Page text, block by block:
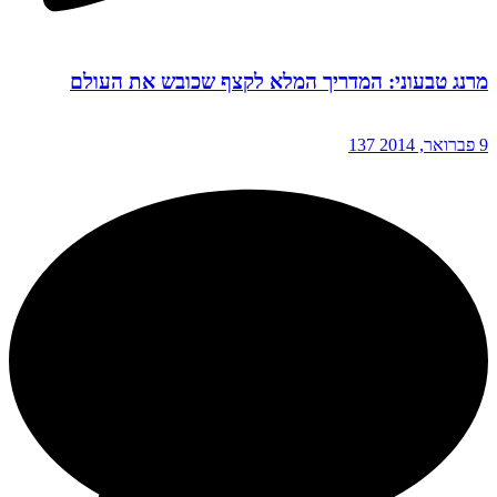
מרנג טבעוני: המדריך המלא לקצף שכובש את העולם
9 פברואר, 2014 137